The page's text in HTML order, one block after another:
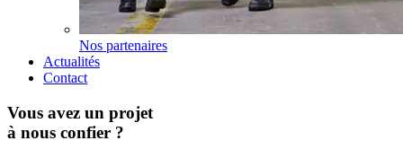
Nos partenaires
Actualités
Contact
Vous avez un projet
à nous confier ?